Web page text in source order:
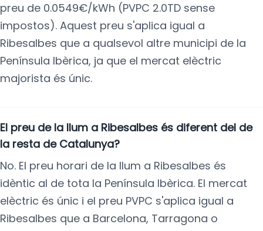
preu de 0.0549€/kWh (PVPC 2.0TD sense
impostos). Aquest preu s'aplica igual a
Ribesalbes que a qualsevol altre municipi de la
Península Ibèrica, ja que el mercat elèctric
majorista és únic.
El preu de la llum a Ribesalbes és diferent del de
la resta de Catalunya?
No. El preu horari de la llum a Ribesalbes és
idèntic al de tota la Península Ibèrica. El mercat
elèctric és únic i el preu PVPC s'aplica igual a
Ribesalbes que a Barcelona, Tarragona o